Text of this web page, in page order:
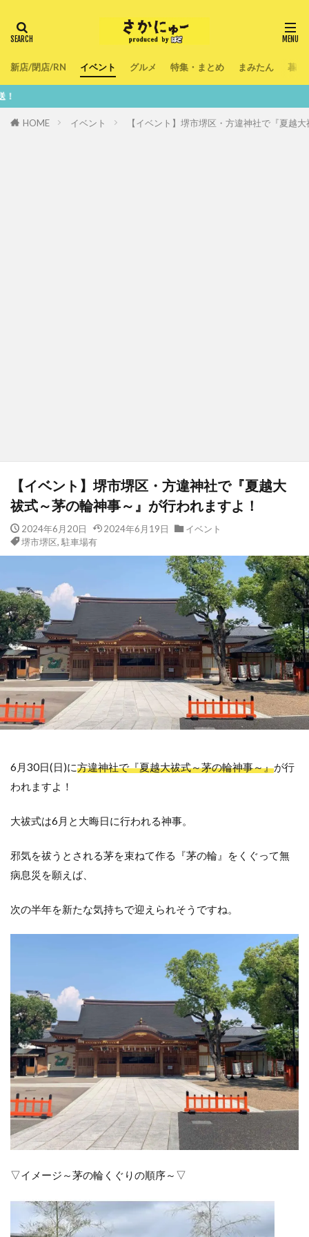
新店/閉店/RN イベント グルメ 特集・まとめ まみたん 暮ら
HOME イベント 【イベント】堺市堺区・方違神社で『夏越
【イベント】堺市堺区・方違神社で『夏越大
祓式～茅の輪神事～』が行われますよ！
2024年6月20日 2024年6月19日
イベント
堺市堺区, 駐車場有
6月30日(日)に方違神社で『夏越大祓式～茅の輪神事～』が行
われますよ！
大祓式は6月と大晦日に行われる神事。
邪気を祓うとされる茅を束ねて作る『茅の輪』をくぐって無
病息災を願えば、
次の半年を新たな気持ちで迎えられそうですね。
▽イメージ～茅の輪くぐりの順序～▽